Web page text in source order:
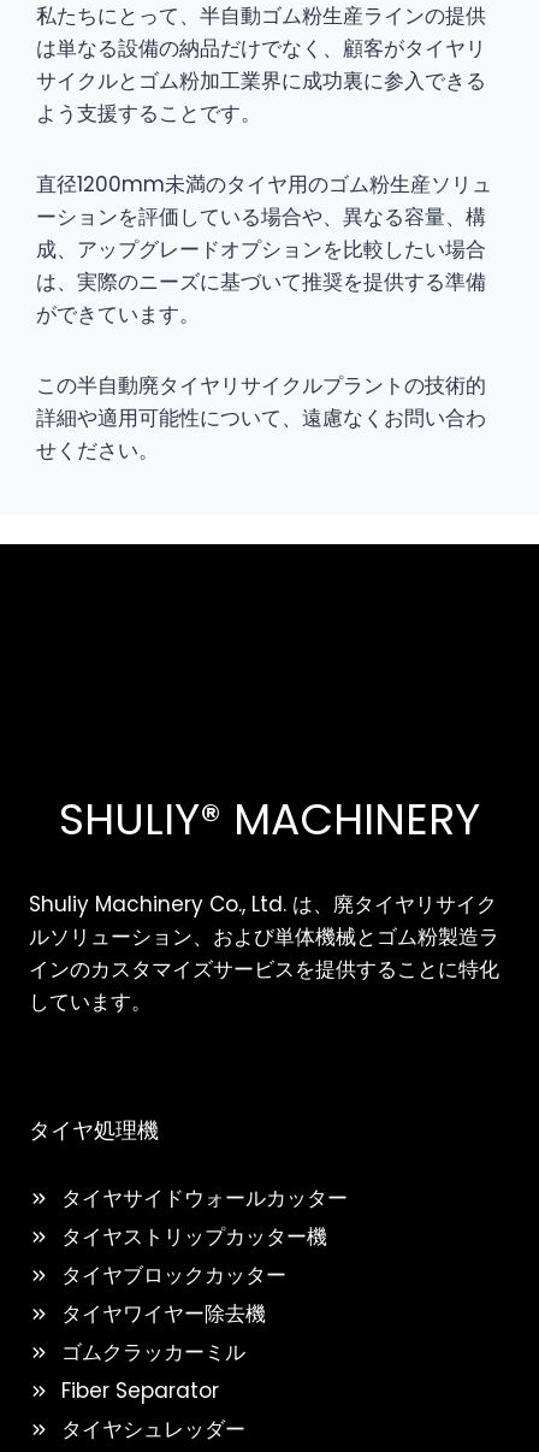
私たちにとって、半自動ゴム粉生産ラインの提供
は単なる設備の納品だけでなく、顧客がタイヤリ
サイクルとゴム粉加工業界に成功裏に参入できる
よう支援することです。
直径1200mm未満のタイヤ用のゴム粉生産ソリュ
ーションを評価している場合や、異なる容量、構
成、アップグレードオプションを比較したい場合
は、実際のニーズに基づいて推奨を提供する準備
ができています。
この半自動廃タイヤリサイクルプラントの技術的
詳細や適用可能性について、遠慮なくお問い合わ
せください。
SHULIY® MACHINERY
Shuliy Machinery Co., Ltd. は、廃タイヤリサイク
ルソリューション、および単体機械とゴム粉製造ラ
インのカスタマイズサービスを提供することに特化
しています。
タイヤ処理機
タイヤサイドウォールカッター
タイヤストリップカッター機
タイヤブロックカッター
タイヤワイヤー除去機
ゴムクラッカーミル
Fiber Separator
タイヤシュレッダー